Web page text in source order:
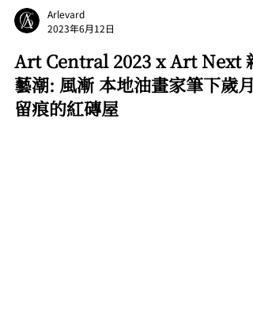
Arlevard
2023年6月12日
Art Central 2023 x Art Next 新
藝潮: 風漸 本地油畫家筆下歲月
留痕的紅磚屋